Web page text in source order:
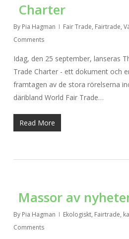
Charter
By Pia Hagman Fair Trade, Fairtrade,
Comments
Idag, den 25 september, lanseras
Trade Charter - ett dokument och
framtagen av de stora rörelserna
däribland World Fair Trade…
Read More
Massor av
By Pia Hagman Ekologiskt, Fairtrade,
Comments